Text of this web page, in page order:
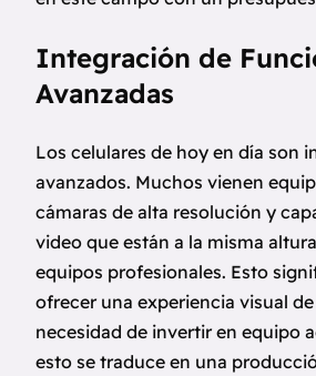
Integración de
Avanzadas
Los celulares de hoy en día son
avanzados. Muchos vienen
cámaras de alta resolución y
video que están a la misma
equipos profesionales. Esto
ofrecer una experiencia visual
necesidad de invertir en equipo
esto se traduce en una